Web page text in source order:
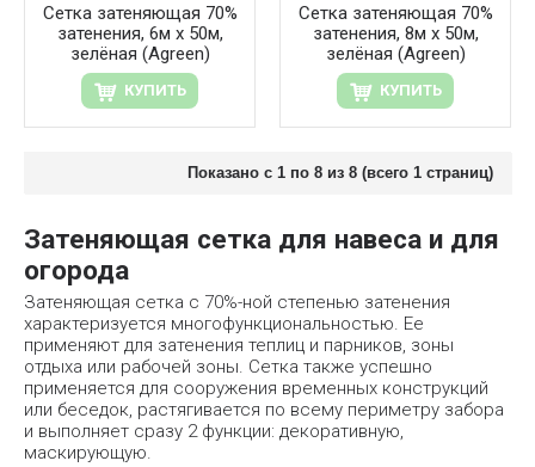
Сетка затеняющая 70%
затенения, 6м х 50м,
зелёная (Agreen)
КУПИТЬ
Сетка затеняющая 70%
затенения, 8м х 50м,
зелёная (Agreen)
КУПИТЬ
Показано с 1 по 8 из 8 (всего 1 страниц)
Затеняющая сетка для навеса и для
огорода
Затеняющая сетка с 70%-ной степенью затенения
характеризуется многофункциональностью. Ее
применяют для затенения теплиц и парников, зоны
отдыха или рабочей зоны. Сетка также успешно
применяется для сооружения временных конструкций
или беседок, растягивается по всему периметру забора
и выполняет сразу 2 функции: декоративную,
маскирующую.